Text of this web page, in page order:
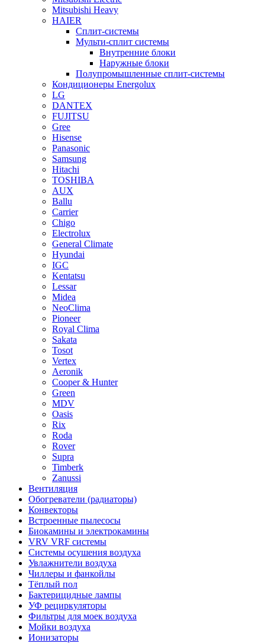
Mitsubishi Heavy
HAIER
Сплит-системы
Мульти-сплит системы
Внутренние блоки
Наружные блоки
Полупромышленные сплит-системы
Кондиционеры Energolux
LG
DANTEX
FUJITSU
Gree
Hisense
Panasonic
Samsung
Hitachi
TOSHIBA
AUX
Ballu
Carrier
Chigo
Electrolux
General Climate
Hyundai
IGC
Kentatsu
Lessar
Midea
NeoClima
Pioneer
Royal Clima
Sakata
Tosot
Vertex
Aeronik
Cooper & Hunter
Green
MDV
Oasis
Rix
Roda
Rover
Supra
Timberk
Zanussi
Вентиляция
Обогреватели (радиаторы)
Конвекторы
Встроенные пылесосы
Биокамины и электрокамины
VRV VRF системы
Системы осушения воздуха
Увлажнители воздуха
Чиллеры и фанкойлы
Тёплый пол
Бактерицидные лампы
УФ рециркуляторы
Фильтры для моек воздуха
Мойки воздуха
Ионизаторы